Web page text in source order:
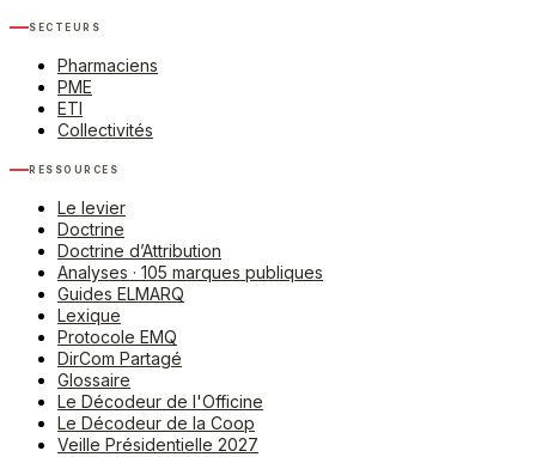
Secteurs
Pharmaciens
PME
ETI
Collectivités
Ressources
Le levier
Doctrine
Doctrine d’Attribution
Analyses · 105 marques publiques
Guides ELMARQ
Lexique
Protocole EMQ
DirCom Partagé
Glossaire
Le Décodeur de l'Officine
Le Décodeur de la Coop
Veille Présidentielle 2027